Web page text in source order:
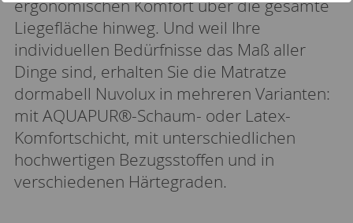
ergonomischen Komfort über die gesamte
Liegefläche hinweg. Und weil Ihre
individuellen Bedürfnisse das Maß aller
Dinge sind, erhalten Sie die Matratze
dormabell Nuvolux in mehreren Varianten:
mit AQUAPUR®-Schaum- oder Latex-
Komfortschicht, mit unterschiedlichen
hochwertigen Bezugsstoffen und in
verschiedenen Härtegraden.